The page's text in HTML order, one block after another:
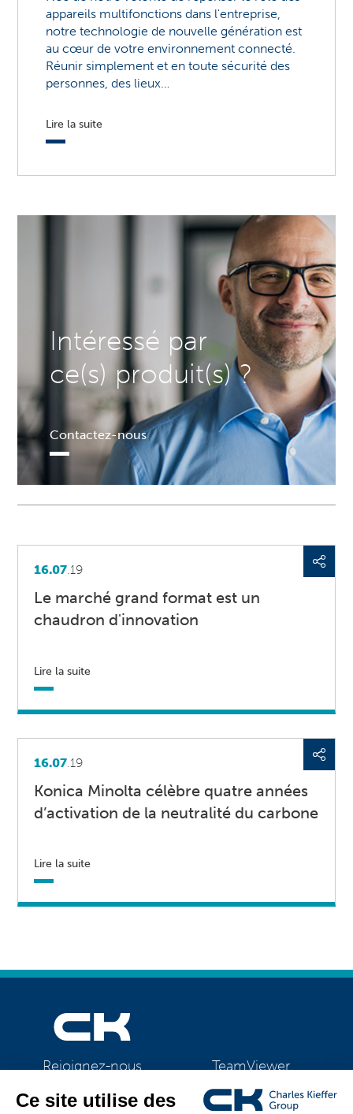
appareils multifonctions dans l'entreprise,
notre technologie de nouvelle génération est
au cœur de votre environnement connecté.
Réunir simplement et en toute sécurité des
personnes, des lieux…
Lire la suite
Intéressé par
ce(s) produit(s) ?
Contactez-nous
16.07.19
Le marché grand format est un
chaudron d'innovation
Lire la suite
16.07 .19
Konica Minolta célèbre quatre années
d’activation de la neutralité du carbone
Lire la suite
Rejoignez-nous TeamViewer
CK Support Mac / PC